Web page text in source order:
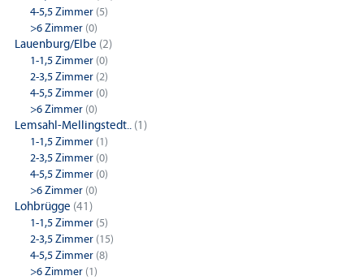
4-5,5 Zimmer (5)
>6 Zimmer (0)
Lauenburg/Elbe (2)
1-1,5 Zimmer (0)
2-3,5 Zimmer (2)
4-5,5 Zimmer (0)
>6 Zimmer (0)
Lemsahl-Mellingstedt.. (1)
1-1,5 Zimmer (1)
2-3,5 Zimmer (0)
4-5,5 Zimmer (0)
>6 Zimmer (0)
Lohbrügge (41)
1-1,5 Zimmer (5)
2-3,5 Zimmer (15)
4-5,5 Zimmer (8)
>6 Zimmer (1)